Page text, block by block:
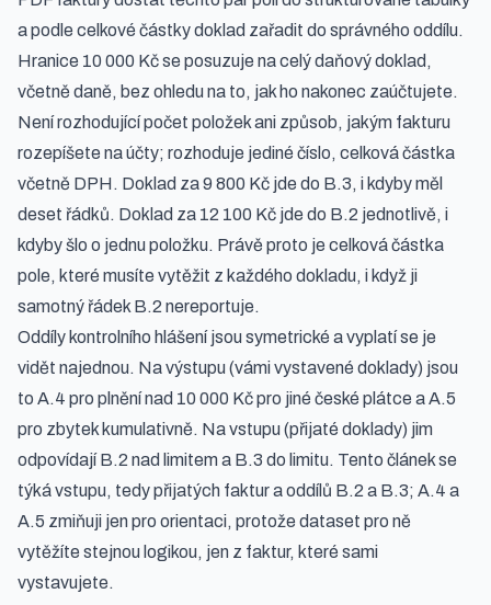
a podle celkové částky doklad zařadit do správného oddílu.
Hranice 10 000 Kč se posuzuje na celý daňový doklad,
včetně daně, bez ohledu na to, jak ho nakonec zaúčtujete.
Není rozhodující počet položek ani způsob, jakým fakturu
rozepíšete na účty; rozhoduje jediné číslo, celková částka
včetně DPH. Doklad za 9 800 Kč jde do B.3, i kdyby měl
deset řádků. Doklad za 12 100 Kč jde do B.2 jednotlivě, i
kdyby šlo o jednu položku. Právě proto je celková částka
pole, které musíte vytěžit z každého dokladu, i když ji
samotný řádek B.2 nereportuje.
Oddíly kontrolního hlášení jsou symetrické a vyplatí se je
vidět najednou. Na výstupu (vámi vystavené doklady) jsou
to A.4 pro plnění nad 10 000 Kč pro jiné české plátce a A.5
pro zbytek kumulativně. Na vstupu (přijaté doklady) jim
odpovídají B.2 nad limitem a B.3 do limitu. Tento článek se
týká vstupu, tedy přijatých faktur a oddílů B.2 a B.3; A.4 a
A.5 zmiňuji jen pro orientaci, protože dataset pro ně
vytěžíte stejnou logikou, jen z faktur, které sami
vystavujete.